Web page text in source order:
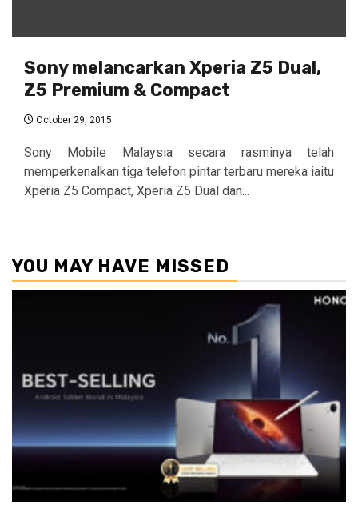
Sony melancarkan Xperia Z5 Dual,
Z5 Premium & Compact
October 29, 2015
Sony Mobile Malaysia secara rasminya telah
memperkenalkan tiga telefon pintar terbaru mereka iaitu
Xperia Z5 Compact, Xperia Z5 Dual dan...
YOU MAY HAVE MISSED